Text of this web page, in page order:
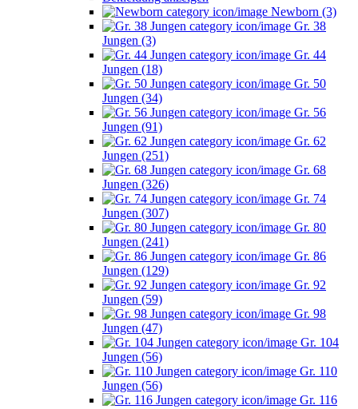
Newborn (3)
Gr. 38
Jungen (3)
Gr. 44
Jungen (18)
Gr. 50
Jungen (34)
Gr. 56
Jungen (91)
Gr. 62
Jungen (251)
Gr. 68
Jungen (326)
Gr. 74
Jungen (307)
Gr. 80
Jungen (241)
Gr. 86
Jungen (129)
Gr. 92
Jungen (59)
Gr. 98
Jungen (47)
Gr. 104
Jungen (56)
Gr. 110
Jungen (56)
Gr. 116